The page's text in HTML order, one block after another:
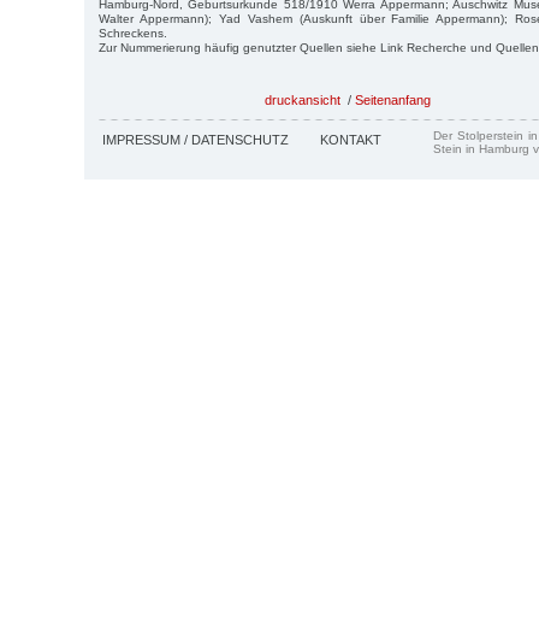
Ham­burg-Nord, Geburtsurkunde 518/1910 Werra Appermann; Auschwitz
Walter Appermann); Yad Vashem (Auskunft über Familie Appermann);
Schreckens.
Zur Nummerierung häufig genutzter Quellen siehe Link Recherche und
druckansicht / Seitenanfang
IMPRESSUM / DATENSCHUTZ KONTAKT
Der Stolperstein
Stein in Hamburg